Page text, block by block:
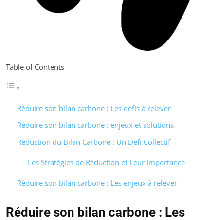
Table of Contents
Réduire son bilan carbone : Les défis à relever
Réduire son bilan carbone : enjeux et solutions
Réduction du Bilan Carbone : Un Défi Collectif
Les Stratégies de Réduction et Leur Importance
Réduire son bilan carbone : Les enjeux à relever
Réduire son bilan carbone : Les